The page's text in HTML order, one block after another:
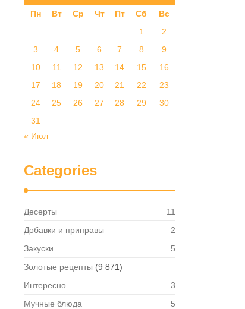
Пн Вт Ср Чт Пт Сб
Вс
1
2
3
4 5 6 7 8
9
10
11 12 13 14 15
16
17
18 19 20 21 22
23
24
25 26 27 28 29
30
31
« Июл
Categories
Десерты
11
Добавки и приправы
2
Закуски
5
Золотые рецепты (9 871)
Интересно
3
Мучные блюда
5